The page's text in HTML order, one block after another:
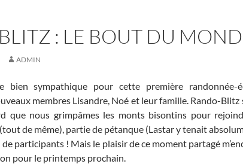
: LE BOUT DU
ADMIN
bien sympathique pour cette première randonnée-
membres Lisandre, Noé et leur famille. Rando-Blitz
que nous grimpâmes les monts bisontins pour
de même), partie de pétanque (Lastar y tenait
de participants ! Mais le plaisir de ce moment partagé
pour le printemps prochain.